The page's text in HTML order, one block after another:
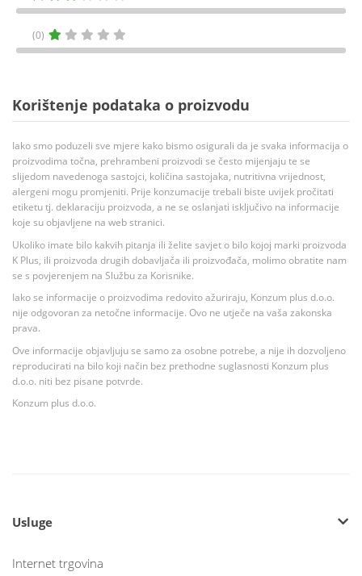
(0)
Korištenje podataka o proizvodu
Iako smo poduzeli sve mjere kako bismo osigurali da je svaka informacija o
proizvodima točna, prehrambeni proizvodi se često mijenjaju te se
slijedom navedenoga sastojci, količina sastojaka, nutritivna vrijednost,
alergeni mogu promjeniti. Prije konzumacije trebali biste uvijek pročitati
etiketu tj. deklaraciju proizvoda, a ne se oslanjati isključivo na informacije
koje su objavljene na web stranici.
Ukoliko imate bilo kakvih pitanja ili želite savjet o bilo kojoj marki proizvoda
K Plus, ili proizvoda drugih dobavljača ili proizvođača, molimo obratite nam
se s povjerenjem na Službu za Korisnike.
Iako se informacije o proizvodima redovito ažuriraju, Konzum plus d.o.o.
nije odgovoran za netočne informacije. Ovo ne utječe na vaša zakonska
prava.
Ove informacije objavljuju se samo za osobne potrebe, a nije ih dozvoljeno
reproducirati na bilo koji način bez prethodne suglasnosti Konzum plus
d.o.o. niti bez pisane potvrde.
Konzum plus d.o.o.
Usluge
Internet trgovina